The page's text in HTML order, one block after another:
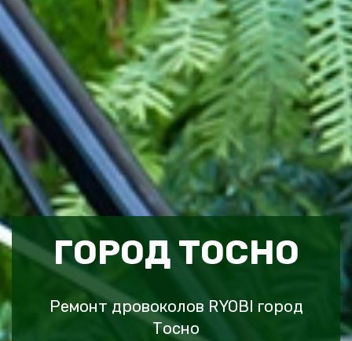
ГОРОД ТОСНО
Ремонт дровоколов RYOBI город
Тосно